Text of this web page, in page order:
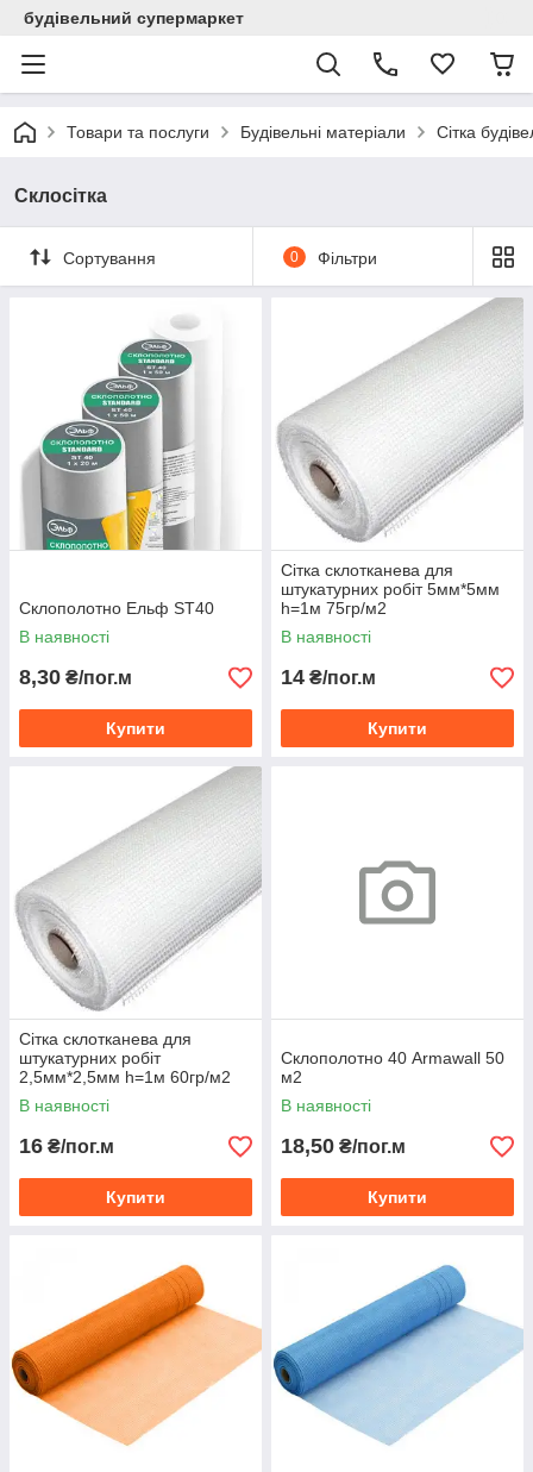
будівельний супермаркет
Товари та послуги Будівельні матеріали Сітка
Склосітка
Сортування 0 Фільтри
Склополотно Ельф ST40
В наявності
8,30 ₴/пог.м
Купити
Сітка склотканева для
штукатурних робіт 5мм*5мм
h=1м 75гр/м2
В наявності
14 ₴/пог.м
Купити
Сітка склотканева для
штукатурних робіт
2,5мм*2,5мм h=1м 60гр/м2
В наявності
16 ₴/пог.м
Купити
Склополотно 40 Armawall 50
м2
В наявності
18,50 ₴/пог.м
Купити